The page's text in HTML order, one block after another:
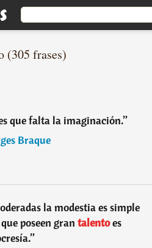
(305 frases)
que falta la imaginación.”
Braque
la modestia es simple
poseen gran talentoes
”